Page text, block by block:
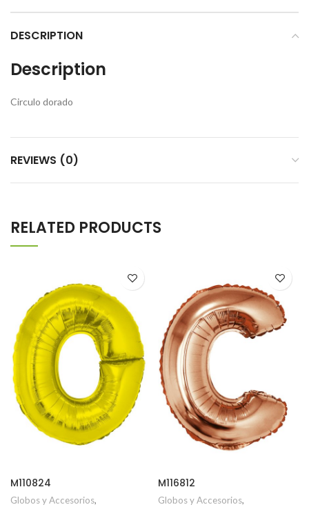
DESCRIPTION
Description
Circulo dorado
REVIEWS (0)
RELATED PRODUCTS
M110824
Globos y Accesorios,
M116812
Globos y Accesorios,